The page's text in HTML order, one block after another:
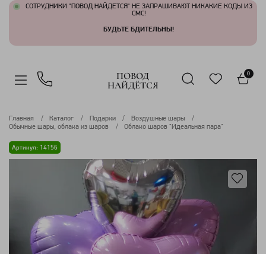
СОТРУДНИКИ "ПОВОД НАЙДЕТСЯ" НЕ ЗАПРАШИВАЮТ НИКАКИЕ КОДЫ ИЗ
СМС!
БУДЬТЕ БДИТЕЛЬНЫ!
ПОВОД
НАЙДЁТСЯ
0
Главная Каталог Подарки
Воздушные шары
Обычные шары, облака из шаров
Облако шаров "Идеальная пара"
Артикул: 14156